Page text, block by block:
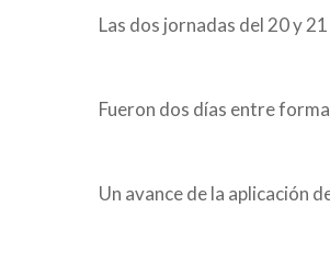
Las dos jornadas del 20 y
Fueron dos días entre
Un avance de la aplicación